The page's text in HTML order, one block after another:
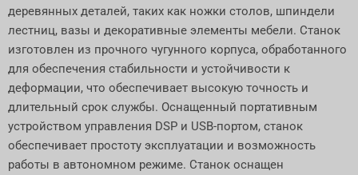
деревянных деталей, таких как ножки столов, шпиндели
лестниц, вазы и декоративные элементы мебели. Станок
изготовлен из прочного чугунного корпуса, обработанного
для обеспечения стабильности и устойчивости к
деформации, что обеспечивает высокую точность и
длительный срок службы. Оснащенный портативным
устройством управления DSP и USB-портом, станок
обеспечивает простоту эксплуатации и возможность
работы в автономном режиме. Станок оснащен